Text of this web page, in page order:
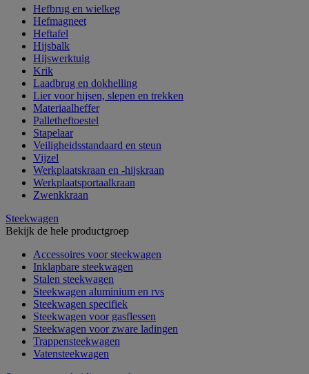
Hefbrug en wielkeg
Hefmagneet
Heftafel
Hijsbalk
Hijswerktuig
Krik
Laadbrug en dokhelling
Lier voor hijsen, slepen en trekken
Materiaalheffer
Palletheftoestel
Stapelaar
Veiligheidsstandaard en steun
Vijzel
Werkplaatskraan en -hijskraan
Werkplaatsportaalkraan
Zwenkkraan
Steekwagen
Bekijk de hele productgroep
Accessoires voor steekwagen
Inklapbare steekwagen
Stalen steekwagen
Steekwagen aluminium en rvs
Steekwagen specifiek
Steekwagen voor gasflessen
Steekwagen voor zware ladingen
Trappensteekwagen
Vatensteekwagen